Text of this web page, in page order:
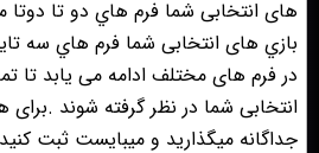
های انتخابی شما فرم هاي دو تا دوتا
بازي های انتخابی شما فرم هاي سه
در فرم های مختلف ادامه می یابد تا
انتخابی شما در نظر گرفته شوند .برای
جداگانه میگذارید و ميبايست ثبت